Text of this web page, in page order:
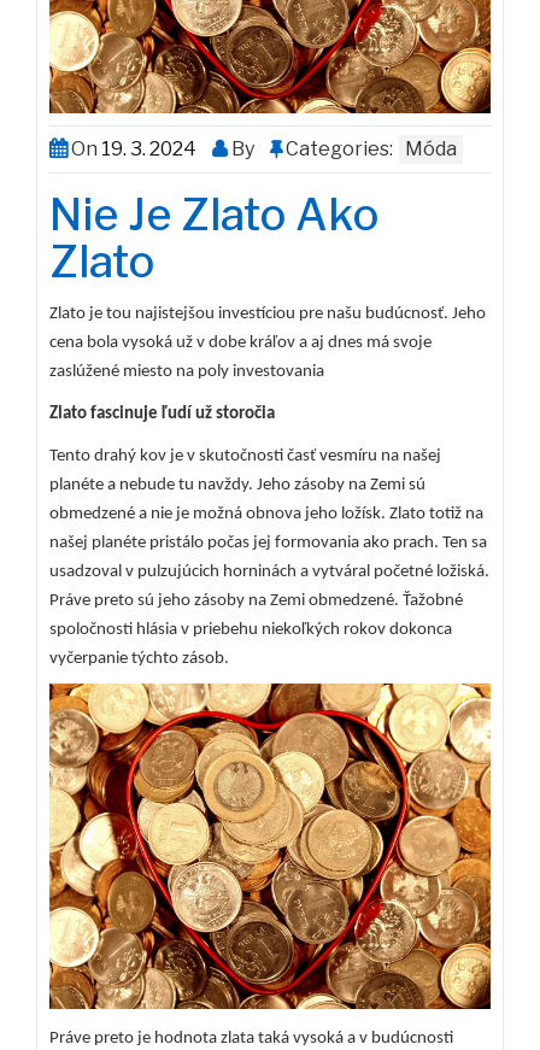
On 19. 3. 2024 By Categories: Móda
Nie Je Zlato Ako
Zlato
Zlato je tou najistejšou investíciou pre našu budúcnosť. Jeho
cena bola vysoká už v dobe kráľov a aj dnes má svoje
zaslúžené miesto na poly investovania
Zlato fascinuje ľudí už storočia
Tento drahý kov je v skutočnosti časť vesmíru na našej
planéte a nebude tu navždy. Jeho zásoby na Zemi sú
obmedzené a nie je možná obnova jeho ložísk. Zlato totiž na
našej planéte pristálo počas jej formovania ako prach. Ten sa
usadzoval v pulzujúcich horninách a vytváral početné ložiská.
Práve preto sú jeho zásoby na Zemi obmedzené. Ťažobné
spoločnosti hlásia v priebehu niekoľkých rokov dokonca
vyčerpanie týchto zásob.
Práve preto je hodnota zlata taká vysoká a v budúcnosti